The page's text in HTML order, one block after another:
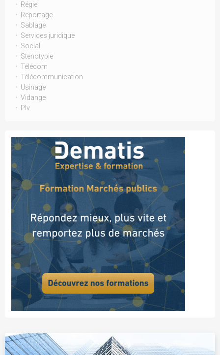
Régie
Reportage
Sablage
Services juridique
Social
Stenotypie
Télécom
Télécommunication
Usinage
Vidange
Plv